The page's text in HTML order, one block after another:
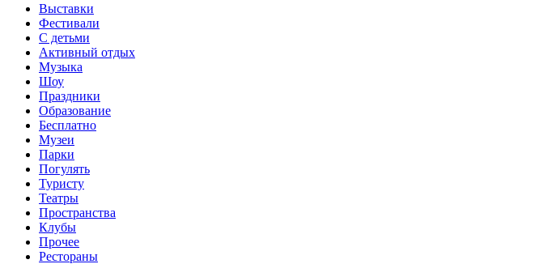
Выставки
Фестивали
С детьми
Активный отдых
Музыка
Шоу
Праздники
Образование
Бесплатно
Музеи
Парки
Погулять
Туристу
Театры
Пространства
Клубы
Прочее
Рестораны